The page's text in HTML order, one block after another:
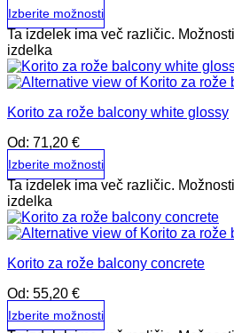
Izberite možnosti
Ta izdelek ima več različic.
izdelka
Korito za rože balcony white glossy
Od: 71,20 €
Izberite možnosti
Ta izdelek ima več različic.
izdelka
Korito za rože balcony concrete
Od: 55,20 €
Izberite možnosti